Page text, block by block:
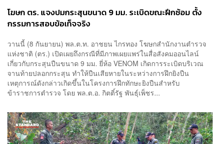
โฆษก ตร. แจงปมกระสุนขนาด 9 มม. ระเบิดขณะฝึกซ้อม ตั้ง
กรรมการสอบข้อเท็จจริง
วานนี้ (8 กันยายน) พล.ต.ท. อาชยน ไกรทอง โฆษกสำนักงานตำรวจ
แห่งชาติ (ตร.) เปิดเผยถึงกรณีที่มีภาพเผยแพร่ในสื่อสังคมออนไลน์
เกี่ยวกับกระสุนปืนขนาด 9 มม. ยี่ห้อ VENOM เกิดการระเบิดบริเวณ
จานท้ายปลอกกระสุน ทำให้ปืนเสียหายในระหว่างการฝึกยิงปืน
เหตุการณ์ดังกล่าวเกิดขึ้นในโครงการฝึกทักษะยิงปืนสำหรับ
ข้าราชการตำรวจ โดย พล.ต.อ. กิตติ์รัฐ พันธุ์เพ็ชร...